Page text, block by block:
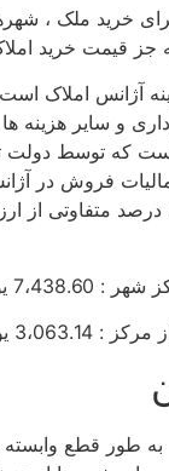
خرید ملک ،
جز قیمت خرید املاک
آژانس املاک
است که توسط
درصد متفاوتی از
یورو
یورو
قطع وابسته